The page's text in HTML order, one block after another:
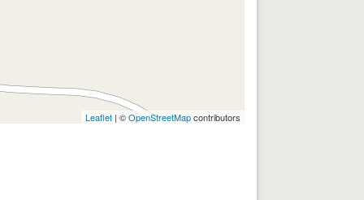
Leaflet | ©OpenStreetMapcontributors